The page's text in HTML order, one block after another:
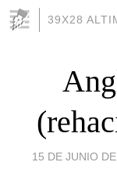
39X28
15 DE JUNIO